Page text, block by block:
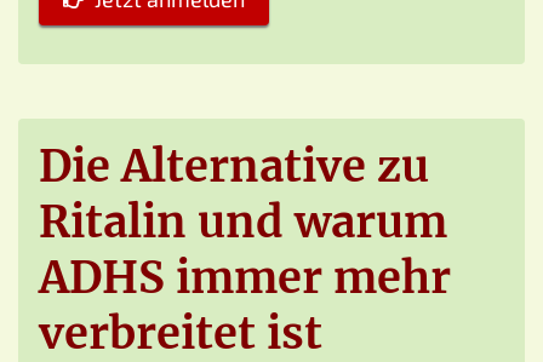
Die Alternative zu
Ritalin und warum
ADHS immer mehr
verbreitet ist